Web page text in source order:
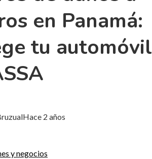
en Panamá:
tu automóvil
Hace 2 años
y negocios